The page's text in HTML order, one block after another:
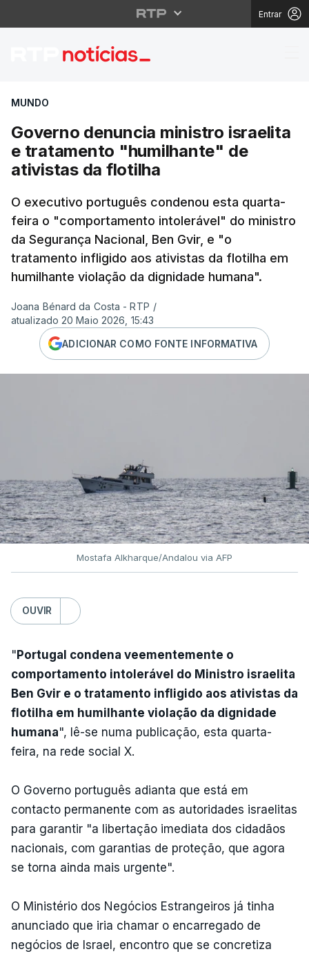
Entrar
Governo denuncia
MUNDO
Governo denuncia ministro israelita
e tratamento "humilhante" de
ativistas da flotilha
O executivo português condenou esta quarta-
feira o "comportamento intolerável" do ministro
da Segurança Nacional, Ben Gvir, e "o
tratamento infligido aos ativistas da flotilha em
humilhante violação da dignidade humana".
Joana Bénard da Costa - RTP /
atualizado 20 Maio 2026, 15:43
ADICIONAR COMO FONTE INFORMATIVA
Mostafa Alkharque/Andalou via AFP
OUVIR
"Portugal condena veementemente o
comportamento intolerável do Ministro israelita
Ben Gvir e o tratamento infligido aos ativistas da
flotilha em humilhante violação da dignidade
humana", lê-se numa publicação, esta quarta-
feira, na rede social X.
O Governo português adianta que está em
contacto permanente com as autoridades israelitas
para garantir "a libertação imediata dos cidadãos
nacionais, com garantias de proteção, que agora
se torna ainda mais urgente".
O Ministério dos Negócios Estrangeiros já tinha
anunciado que iria chamar o encarregado de
negócios de Israel, encontro que se concretiza